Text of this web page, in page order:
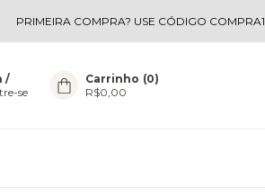
PRIMEIRA COMPRA? USE CÓDIGO COMPRA1 E
/
se
Carrinho (0)
R$0,00